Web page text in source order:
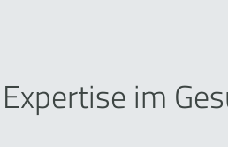
Expertise im